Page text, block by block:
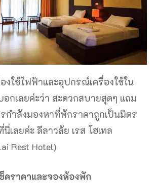
งใช้ไฟฟ้าและอุปกรณ์เครื่องใช้ใน
กเลยค่ะว่า สะดวกสบายสุดๆ แถม
กำลังมองหาที่พักราคาถูกเป็นมิตร
เลยค่ะ ลีลาวลัย เรส โฮเทล
Rest Hotel)
คราคาและจองห้องพัก